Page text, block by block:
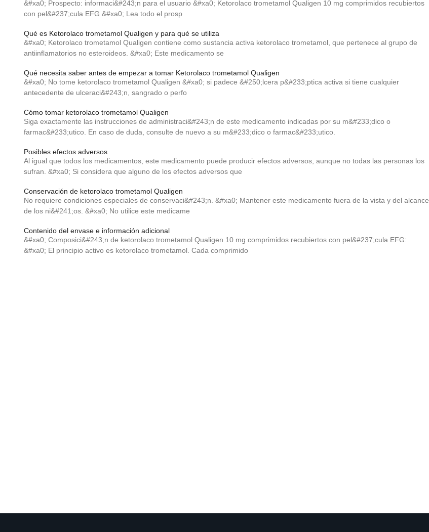
&#xa0; Prospecto: informaci&#243;n para el usuario &#xa0; Ketorolaco trometamol Qualigen 10 mg comprimidos recubiertos
con pel&#237;cula EFG &#xa0; Lea todo el prosp
Qué es Ketorolaco trometamol Qualigen y para qué se utiliza
&#xa0; Ketorolaco trometamol Qualigen contiene como sustancia activa ketorolaco trometamol, que pertenece al grupo de
antiinflamatorios no esteroideos. &#xa0; Este medicamento se
Qué necesita saber antes de empezar a tomar Ketorolaco trometamol Qualigen
&#xa0; No tome ketorolaco trometamol Qualigen &#xa0; si padece &#250;lcera p&#233;ptica activa si tiene cualquier
antecedente de ulceraci&#243;n, sangrado o perfo
Cómo tomar ketorolaco trometamol Qualigen
Siga exactamente las instrucciones de administraci&#243;n de este medicamento indicadas por su m&#233;dico o
farmac&#233;utico. En caso de duda, consulte de nuevo a su m&#233;dico o farmac&#233;utico.
Posibles efectos adversos
Al igual que todos los medicamentos, este medicamento puede producir efectos adversos, aunque no todas las personas los
sufran. &#xa0; Si considera que alguno de los efectos adversos que
Conservación de ketorolaco trometamol Qualigen
No requiere condiciones especiales de conservaci&#243;n. &#xa0; Mantener este medicamento fuera de la vista y del alcance
de los ni&#241;os. &#xa0; No utilice este medicame
Contenido del envase e información adicional
&#xa0; Composici&#243;n de ketorolaco trometamol Qualigen 10 mg comprimidos recubiertos con pel&#237;cula EFG:
&#xa0; El principio activo es ketorolaco trometamol. Cada comprimido